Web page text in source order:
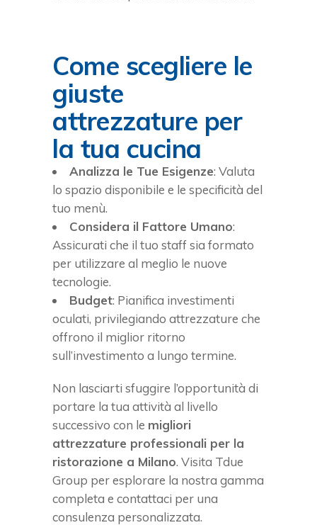
Come scegliere le
giuste
attrezzature per
la tua cucina
Analizza le Tue Esigenze: Valuta
lo spazio disponibile e le specificità del
tuo menù.
Considera il Fattore Umano:
Assicurati che il tuo staff sia formato
per utilizzare al meglio le nuove
tecnologie.
Budget: Pianifica investimenti
oculati, privilegiando attrezzature che
offrono il miglior ritorno
sull’investimento a lungo termine.
Non lasciarti sfuggire l’opportunità di
portare la tua attività al livello
successivo con le migliori
attrezzature professionali per la
ristorazione a Milano. Visita Tdue
Group per esplorare la nostra gamma
completa e contattaci per una
consulenza personalizzata.